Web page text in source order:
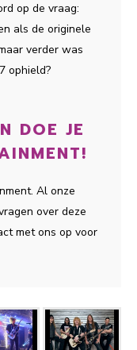
op de vraag:
als de originele
verder was
ophield?
DOE JE
Al onze
over deze
met ons op voor